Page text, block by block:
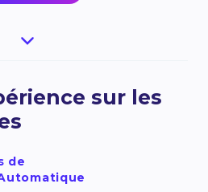
sur les
de